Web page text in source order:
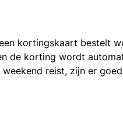
kortingskaart bestelt
de korting wordt
reist, zijn er